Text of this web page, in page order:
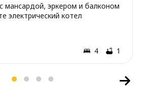
мансардой, эркером и балконом
электрический котел
4 1